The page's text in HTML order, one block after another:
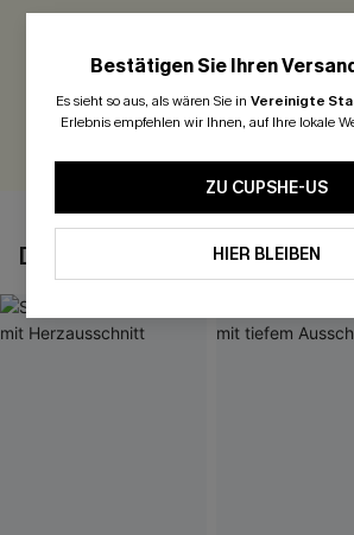
Seien Sie der Erste, der
BEWERTEN
DAS KÖNNTE IHNEN AUCH
Bestätigen Sie Ihren
Es sieht so aus, als wären Sie in Vereinigte
Erlebnis empfehlen wir Ihnen, auf Ihre lokale
ZU CUPSHE-US
HIER BLEIBEN